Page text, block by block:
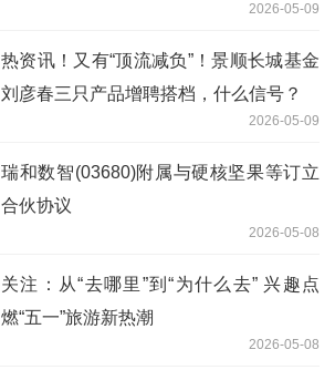
2026-05-09
热资讯！又有“顶流减负”！景顺长城基金
刘彦春三只产品增聘搭档，什么信号？
2026-05-09
瑞和数智(03680)附属与硬核坚果等订立
合伙协议
2026-05-08
关注：从“去哪里”到“为什么去” 兴趣点
燃“五一”旅游新热潮
2026-05-08